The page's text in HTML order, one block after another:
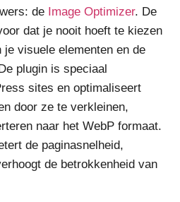
de Image Optimizer. De
dat je nooit hoeft te kiezen
visuele elementen en de
plugin is speciaal
sites en optimaliseert
door ze te verkleinen,
naar het WebP formaat.
de paginasnelheid,
de betrokkenheid van